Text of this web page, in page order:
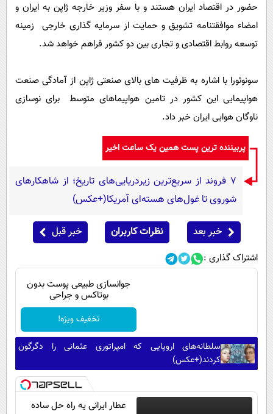
حضور در اقتصاد ایران هستند و با سفر وزیر خارجه ژاپن به ایران و
امضاء موافقتنامه تشویق و حمایت از سرمایه گذاری خارجی زمینه
توسعه روابط اقتصادی و تجاری بین دو کشور فراهم خواهد شد.
سونوئورا با اشاره به ظرفیت های بالای صنعتی ژاپن از آمادگی صنعت
هواپیمایی این کشور در تامین هواپیماهای متوسط برای نوسازی
ناوگان هوایی ایران خبر داد.
پربیننده ترین پست همین یک ساعت اخیر
۷ فروند از سریع‌ترین زیردریایی‌های تاریخ؛ از شاهکارهای
شوروی تا غول‌های هسته‌ای آمریکا(+عکس)
خبر بعد نظرات کاربران خبر قبل
اشتراک گذاری :
جوانسازی طبیعی پوست بدون
بوتاکس و جراحی
تخفیف ویژه!
سلطانه‌های اروپایی که امپراتوری عثمانی را دگرگون
کردند(+عکس)
عطار ایرانی یه راه حل ساده